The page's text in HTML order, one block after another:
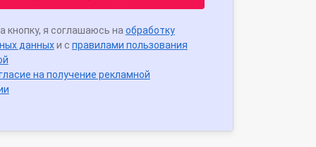
кнопку, я соглашаюсь на обработку
данныхи с правилами пользования
на получение рекламной